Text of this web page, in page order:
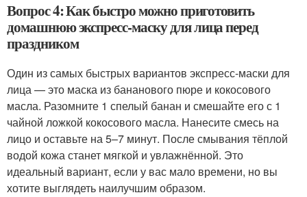
Вопрос 4: Как быстро можно приготовить
домашнюю экспресс-маску для лица перед
праздником
Один из самых быстрых вариантов экспресс-маски для
лица — это маска из бананового пюре и кокосового
масла. Разомните 1 спелый банан и смешайте его с 1
чайной ложкой кокосового масла. Нанесите смесь на
лицо и оставьте на 5–7 минут. После смывания тёплой
водой кожа станет мягкой и увлажнённой. Это
идеальный вариант, если у вас мало времени, но вы
хотите выглядеть наилучшим образом.